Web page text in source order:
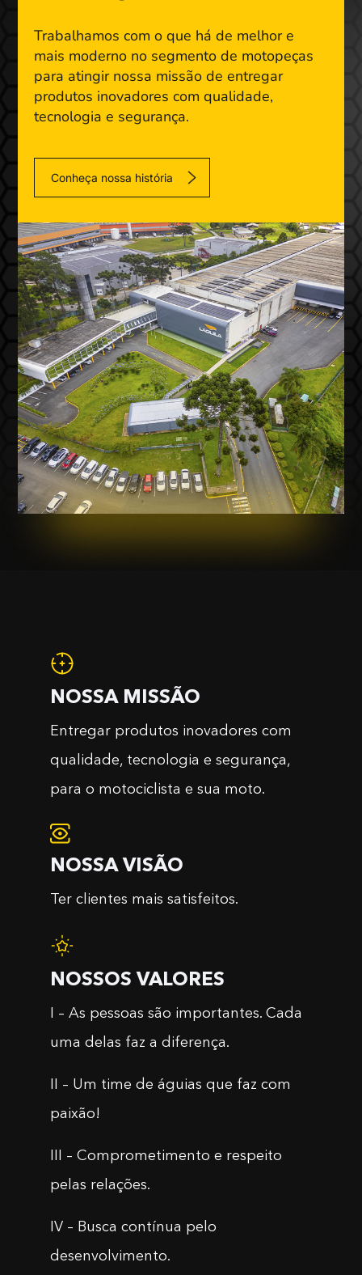
Trabalhamos com o que há de melhor e
mais moderno no segmento de motopeças
para atingir nossa missão de entregar
produtos inovadores com qualidade,
tecnologia e segurança.
Conheça nossa história
NOSSA MISSÃO
Entregar produtos inovadores com
qualidade, tecnologia e segurança,
para o motociclista e sua moto.
NOSSA VISÃO
Ter clientes mais satisfeitos.
NOSSOS VALORES
I – As pessoas são importantes. Cada
uma delas faz a diferença.
II – Um time de águias que faz com
paixão!
III – Comprometimento e respeito
pelas relações.
IV – Busca contínua pelo
desenvolvimento.